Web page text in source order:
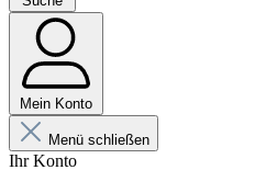
Mein Konto
Menü schließen
Ihr Konto